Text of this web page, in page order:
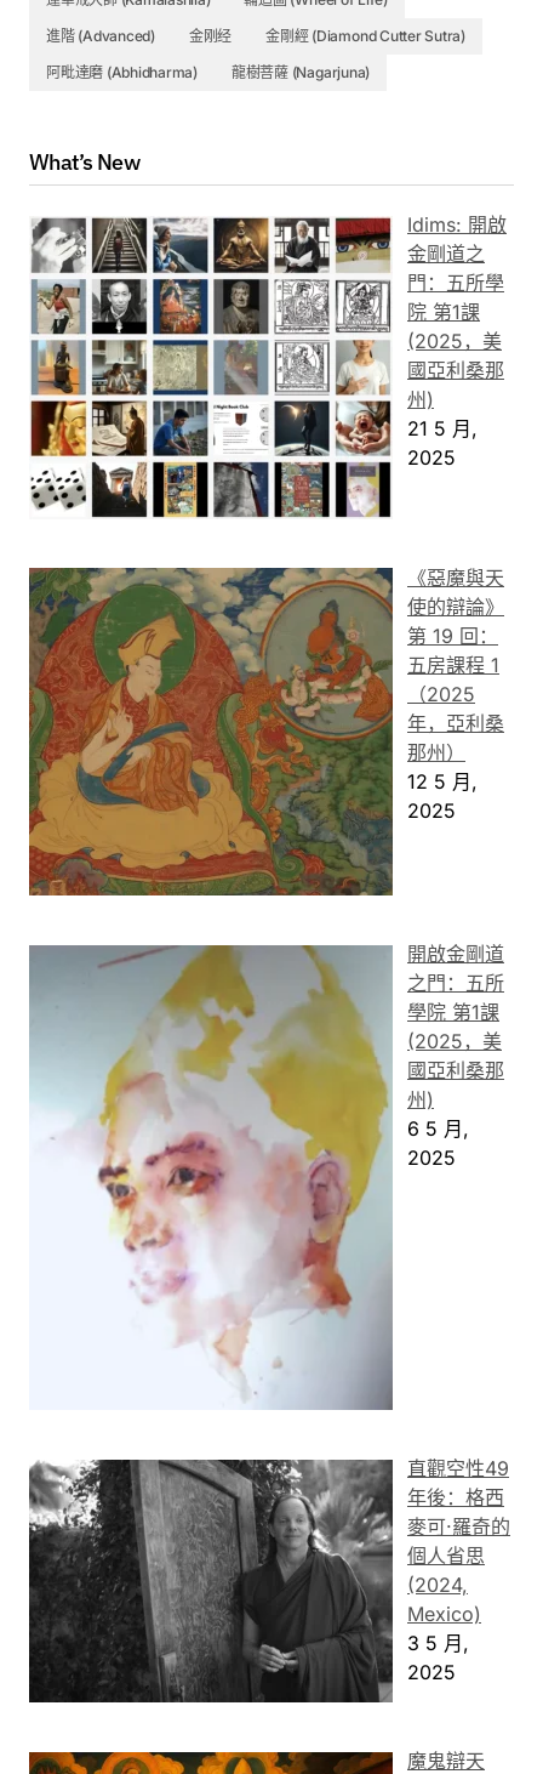
進階 (Advanced)
金刚经
金剛經 (Diamond Cutter Sutra)
阿毗達磨 (Abhidharma)
龍樹菩薩 (Nagarjuna)
What’s New
Idims: 開啟
金剛道之
門：五所學
院 第1課
(2025，美
國亞利桑那
州)
21 5 月,
2025
《惡魔與天
使的辯論》
第 19 回：
五房課程 1
（2025
年，亞利桑
那州）
12 5 月,
2025
開啟金剛道
之門：五所
學院 第1課
(2025，美
國亞利桑那
州)
6 5 月,
2025
直觀空性49
年後：格西
麥可·羅奇的
個人省思
(2024,
Mexico)
3 5 月,
2025
魔鬼辯天